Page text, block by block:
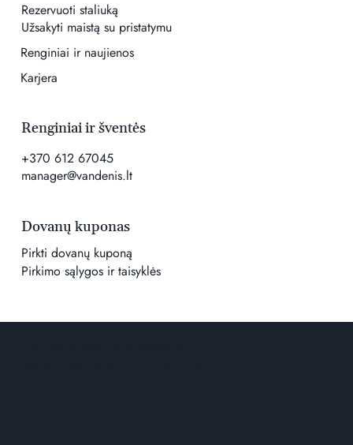
Renginiai ir šventės
+370 612 67045
manager@vandenis.lt
Rezervuoti staliuką
Užsakyti maistą su pristatymu
Renginiai ir naujienos
Karjera
Dovanų kuponas
Pirkti dovanų kuponą
Pirkimo sąlygos ir taisyklės